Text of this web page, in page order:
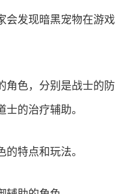
会发现暗黑宠物在游戏
角色，分别是战士的防
的治疗辅助。
特点和玩法。